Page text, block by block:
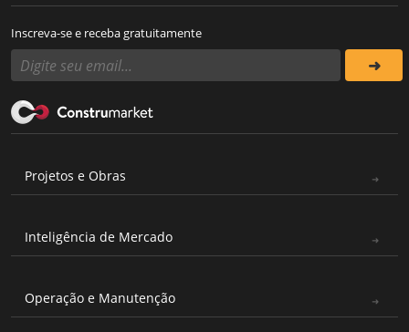
Inscreva-se e receba gratuitamente
Projetos e Obras
Inteligência de Mercado
Operação e Manutenção